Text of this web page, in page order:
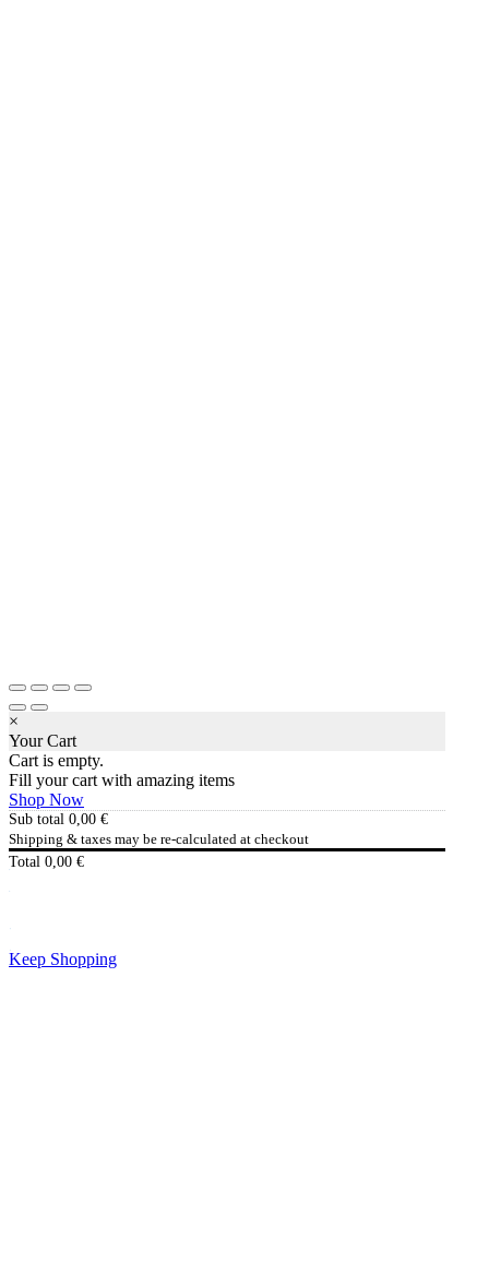
×
Your Cart
Cart is empty.
Fill your cart with amazing items
Shop Now
Sub total 0,00 €
Shipping & taxes may be re-calculated at checkout
Total 0,00 €
Keep Shopping